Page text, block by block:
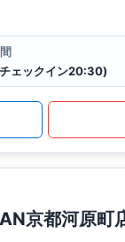
ェックイン20:30)
京都河原町